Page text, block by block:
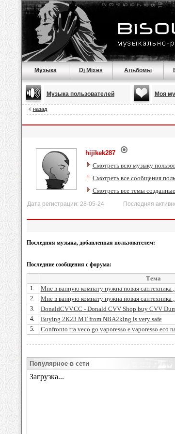
Музыка Dj Mixes Альбомы
Музыка пользователей Моя
назад
hijikek287
Смотреть всю музыку
Смотреть все сообщения
Смотреть все темы
Дата регистрации: 28-05-24 Последняя
Последняя музыка, добавленная пользователем:
Последние сообщения с форума:
Тема
1. Мне в ванную комнату нужна новая сантехника
2. Мне в ванную комнату нужна новая сантехника
3. DonaldCVV.CC - Donald CVV Shop buy CVV
4. Buying 2K23 MT from NBA2king is very safe
5. Confronto tra veco go vaporesso e vaporesso eco
Популярное в сети